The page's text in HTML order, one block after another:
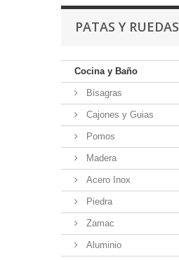
PATAS Y RUEDAS
Cocina y Baño
Bisagras
Cajones y Guias
Pomos
Madera
Acero Inox
Piedra
Zamac
Aluminio